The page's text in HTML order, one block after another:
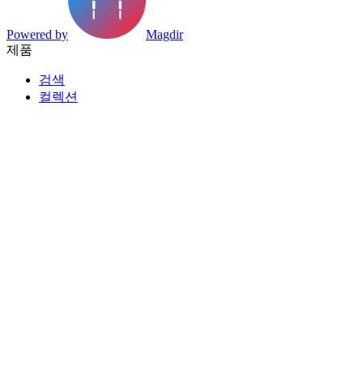
Powered by
Magdir
제품
검색
컬렉션